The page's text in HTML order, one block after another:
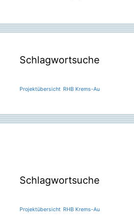
Schlagwortsuche
Projektübersicht RHB Krems-Au
Schlagwortsuche
Projektübersicht RHB Krems-Au